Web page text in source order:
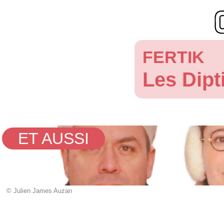
FERTIK
Les
ET AUSSI
© Julien James Auzan